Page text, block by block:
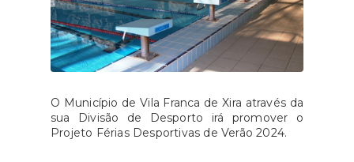
O Município de Vila Franca de Xira através da
sua Divisão de Desporto irá promover o
Projeto Férias Desportivas de Verão 2024.